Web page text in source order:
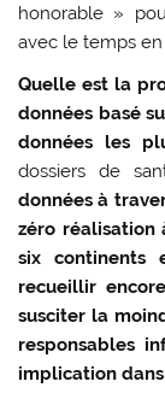
honorable »
avec le temps en
Quelle est la
données basé
données les
dossiers de
données à
zéro réalisation
six continents
recueillir
susciter la
responsables
implication